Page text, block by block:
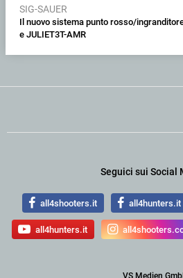
SIG-SAUER
Il nuovo sistema punto rosso/
e JULIET3T-AMR
Seguici sui Social
all4shooters.it all4hunters.it
all4hunters.it